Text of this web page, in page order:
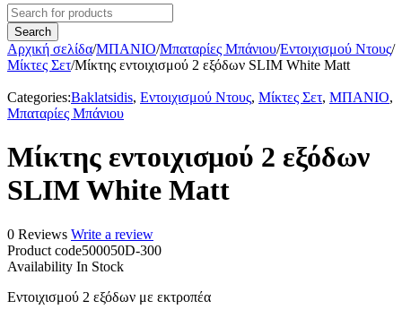
Αρχική σελίδα/ΜΠΑΝΙΟ/Μπαταρίες Μπάνιου/Εντοιχισμού Ντους/
Μίκτες Σετ/Μίκτης εντοιχισμού 2 εξόδων SLIM White Matt
Categories:Baklatsidis, Εντοιχισμού Ντους, Μίκτες Σετ, ΜΠΑΝΙΟ,
Μπαταρίες Μπάνιου
Μίκτης εντοιχισμού 2 εξόδων
SLIM White Matt
0 Reviews Write a review
Product code500050D-300
Availability In Stock
Εντοιχισμού 2 εξόδων με εκτροπέα